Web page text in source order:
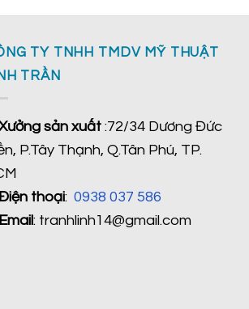
TY TNHH TMDV MỸ THUẬT
TRẦN
sản xuất :72/34 Dương Đức
P.Tây Thạnh, Q.Tân Phú, TP.
thoại: 0938 037 586
Email: tranhlinh14@gmail.com